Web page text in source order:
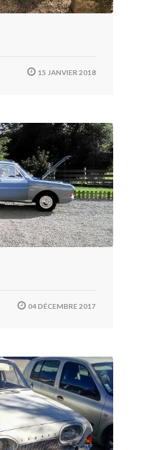
15 JANVIER 2018
04 DÉCEMBRE 2017